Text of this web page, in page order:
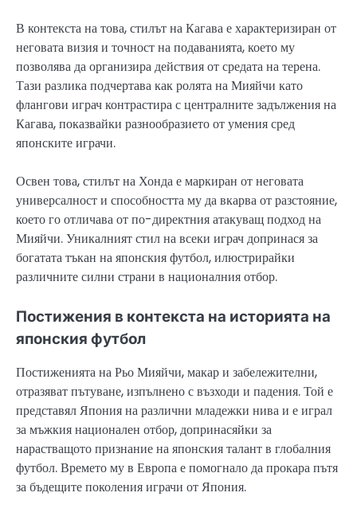
В контекста на това, стилът на Кагава е характеризиран от
неговата визия и точност на подаванията, което му
позволява да организира действия от средата на терена.
Тази разлика подчертава как ролята на Мияйчи като
флангови играч контрастира с централните задължения на
Кагава, показвайки разнообразието от умения сред
японските играчи.
Освен това, стилът на Хонда е маркиран от неговата
универсалност и способността му да вкарва от разстояние,
което го отличава от по-директния атакуващ подход на
Мияйчи. Уникалният стил на всеки играч допринася за
богатата тъкан на японския футбол, илюстрирайки
различните силни страни в националния отбор.
Постижения в контекста на историята на
японския футбол
Постиженията на Рьо Мияйчи, макар и забележителни,
отразяват пътуване, изпълнено с възходи и падения. Той е
представял Япония на различни младежки нива и е играл
за мъжкия национален отбор, допринасяйки за
нарастващото признание на японския талант в глобалния
футбол. Времето му в Европа е помогнало да прокара пътя
за бъдещите поколения играчи от Япония.